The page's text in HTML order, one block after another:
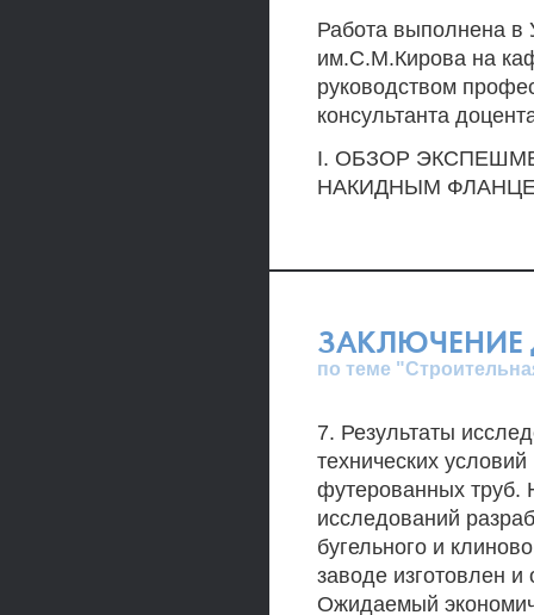
Работа выполнена в
им.С.М.Кирова на
руководством
консультанта
I. ОБЗОР
НАКИДНЫМ
ЗАКЛЮЧЕНИЕ
по теме
7. Результаты
технических
футерованных труб.
исследований
бугельного и
заводе изготовлен
Ожидаемый